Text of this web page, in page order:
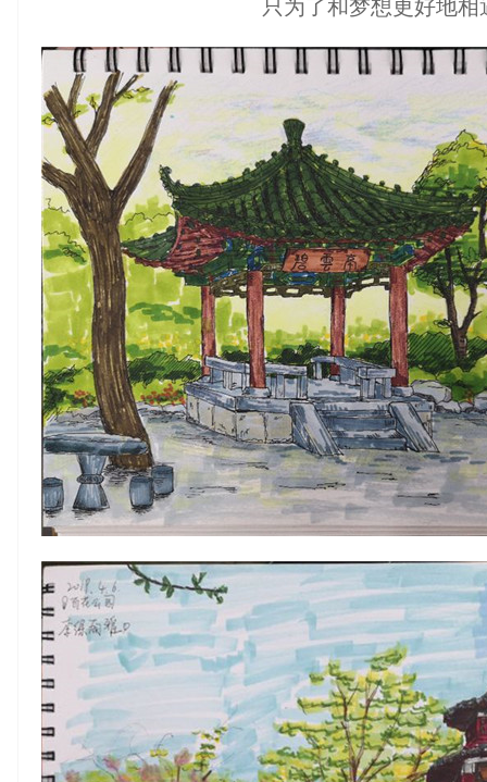
只为了和梦想更好地相